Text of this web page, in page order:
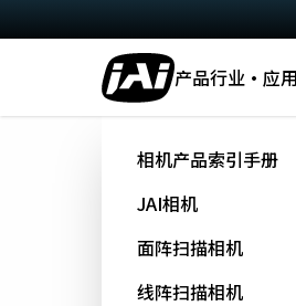
产品行业·应用
相机产品索引手册
JAI相机
面阵扫描相机
线阵扫描相机